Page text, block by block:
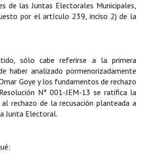
de las Juntas Electorales Municipales,
por el artículo 239, inciso 2) de la
sólo cabe referirse a la primera
haber analizado pormenorizadamente
Goye y los fundamentos de rechazo
N° 001-JEM-13 se ratifica la
rechazo de la recusación planteada a
Junta Electoral.